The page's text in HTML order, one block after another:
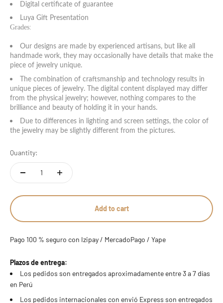
11 estándar
12 estándar - 6 americana
13 estándar
14 estándar - 7 americana
15 estándar
17 estándar - 8 americana
20 estándar - 9 americana
21 estándar
22 estándar - 10 americana
Digital certificate of guarantee
Luya Gift Presentation
Grades:
Our designs are made by experienced artisans, but like all
handmade work, they may occasionally have details that make the
piece of jewelry unique.
The combination of craftsmanship and technology results in
unique pieces of jewelry. The digital content displayed may differ
from the physical jewelry; however, nothing compares to the
brilliance and beauty of holding it in your hands.
Due to differences in lighting and screen settings, the color of
the jewelry may be slightly different from the pictures.
Quantity:
Add to cart
Pago 100 % seguro con Izipay / MercadoPago / Yape
Plazos de entrega:
Los pedidos son entregados aproximadamente entre 3 a 7 días
en Perú
Los pedidos internacionales con envió Express son entregados